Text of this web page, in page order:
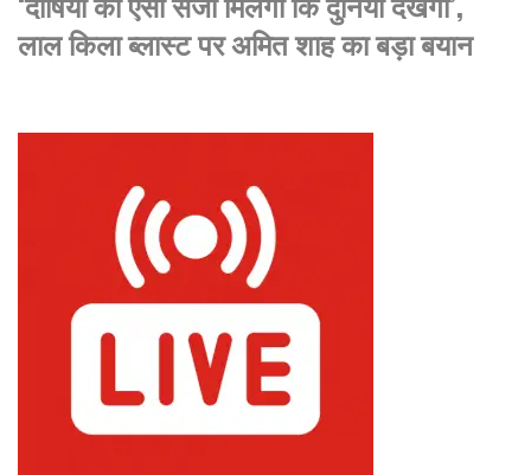
लाल किला ब्लास्ट पर अमित शाह का बड़ा बयान